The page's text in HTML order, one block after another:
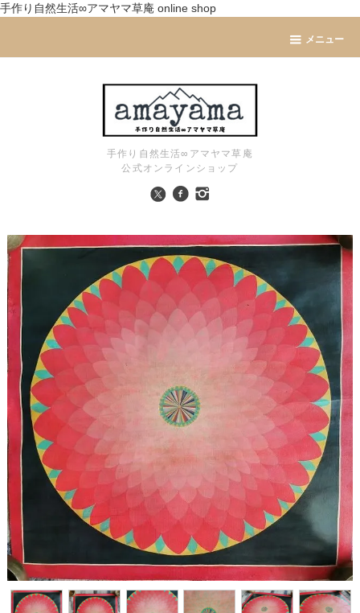
手作り自然生活∞アマヤマ草庵 online shop
メニュー
手作り自然生活∞アマヤマ草庵
公式オンラインショップ